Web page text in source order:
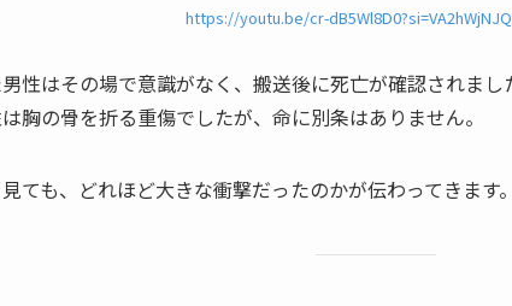
https://youtu.be/cr-
性はその場で意識がなく、搬送後に死亡が確認されまし
胸の骨を折る重傷でしたが、命に別条はありません。
ても、どれほど大きな衝撃だったのかが伝わってきます。